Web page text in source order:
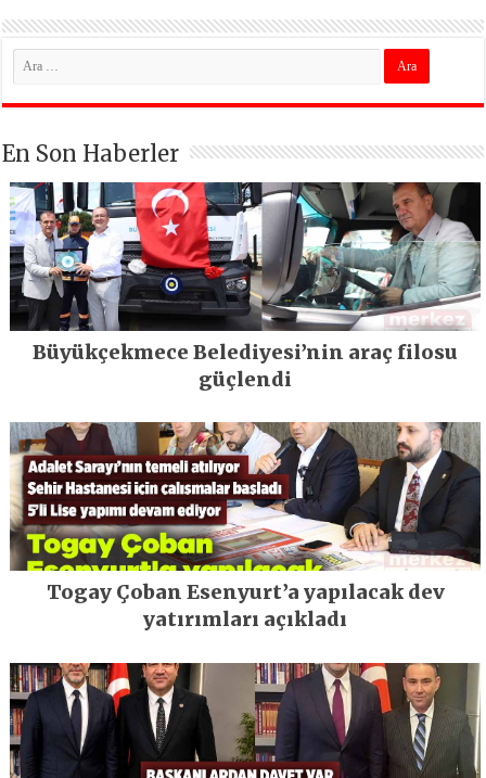
En Son Haberler
Büyükçekmece Belediyesi’nin araç filosu
güçlendi
Togay Çoban Esenyurt’a yapılacak dev
yatırımları açıkladı